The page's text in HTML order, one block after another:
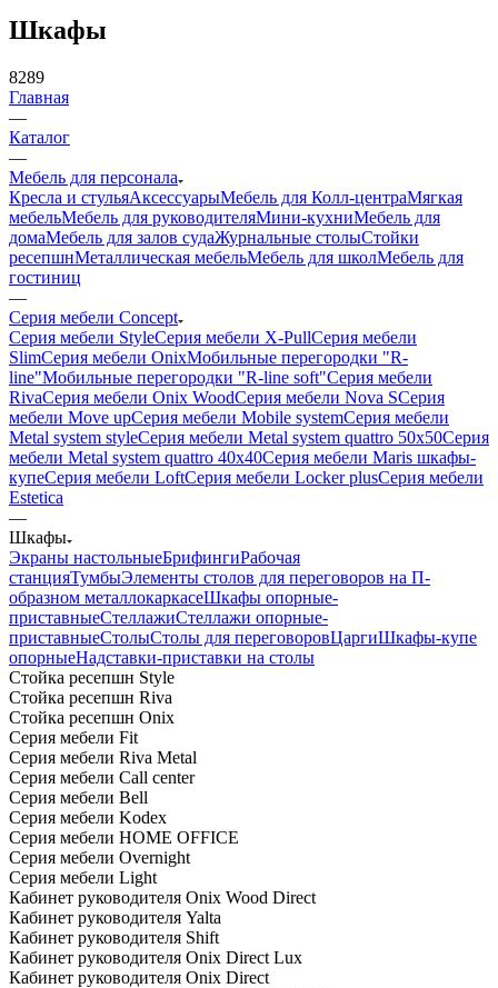
Шкафы
8289
Главная
—
Каталог
—
Мебель для персонала
Кресла и стульяАксессуарыМебель для Колл-центраМягкая
мебельМебель для руководителяМини-кухниМебель для
домаМебель для залов судаЖурнальные столыСтойки
ресепшнМеталлическая мебельМебель для школМебель для
гостиниц
—
Серия мебели Concept
Серия мебели StyleСерия мебели X-PullСерия мебели
SlimСерия мебели OnixМобильные перегородки "R-
line"Мобильные перегородки "R-line soft"Серия мебели
RivaСерия мебели Onix WoodСерия мебели Nova SСерия
мебели Move upСерия мебели Mobile systemСерия мебели
Metal system styleСерия мебели Metal system quattro 50x50Серия
мебели Metal system quattro 40x40Серия мебели Maris шкафы-
купеСерия мебели LoftСерия мебели Locker plusСерия мебели
Estetica
—
Шкафы
Экраны настольныеБрифингиРабочая
станцияТумбыЭлементы столов для переговоров на П-
образном металлокаркасеШкафы опорные-
приставныеСтеллажиСтеллажи опорные-
приставныеСтолыСтолы для переговоровЦаргиШкафы-купе
опорныеНадставки-приставки на столы
Стойка ресепшн Style
Стойка ресепшн Riva
Стойка ресепшн Onix
Серия мебели Fit
Серия мебели Riva Metal
Серия мебели Call center
Серия мебели Bell
Серия мебели Kodex
Серия мебели HOME OFFICE
Серия мебели Overnight
Серия мебели Light
Кабинет руководителя Onix Wood Direct
Кабинет руководителя Yalta
Кабинет руководителя Shift
Кабинет руководителя Onix Direct Lux
Кабинет руководителя Onix Direct